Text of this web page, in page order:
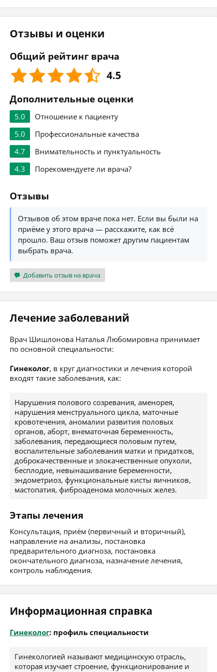
Отзывы и оценки
Общий рейтинг врача
4.5
Дополнительные оценки
5.0
Отношение к пациенту
5.0
Профессиональные качества
4.7
Внимательность и пунктуальность
4.3
Порекомендуете ли врача?
Отзывы
Отзывов об этом враче пока нет. Если вы были на
приёме у этого врача — расскажите, как всё
прошло. Ваш отзыв поможет другим пациентам
выбрать врача.
Добавить отзыв на врача
Лечение заболеваний
Врач Шишлонова Наталья Любомировна принимает
по основной специальности:
Гинеколог, в круг диагностики и лечения которой
входят такие заболевания, как:
Нарушения полового созревания, аменорея,
нарушения менструального цикла, маточные
кровотечения, аномалии развития половых
органов, аборт, внематочная беременность,
заболевания, передающиеся половым путем,
воспалительные заболевания матки и придатков,
доброкачественные и злокачественные опухоли,
бесплодие, невынашивание беременности,
эндометриоз, функциональные кисты яичников,
мастопатия, фиброаденома молочных желез.
Этапы лечения
Консультация, приём (первичный и вторичный),
направление на анализы, постановка
предварительного диагноза, постановка
окончательного диагноза, назначение лечения,
контроль наблюдения.
Информационная справка
Гинеколог: профиль специальности
Гинекологией называют медицинскую отрасль,
которая изучает строение, функционирование и